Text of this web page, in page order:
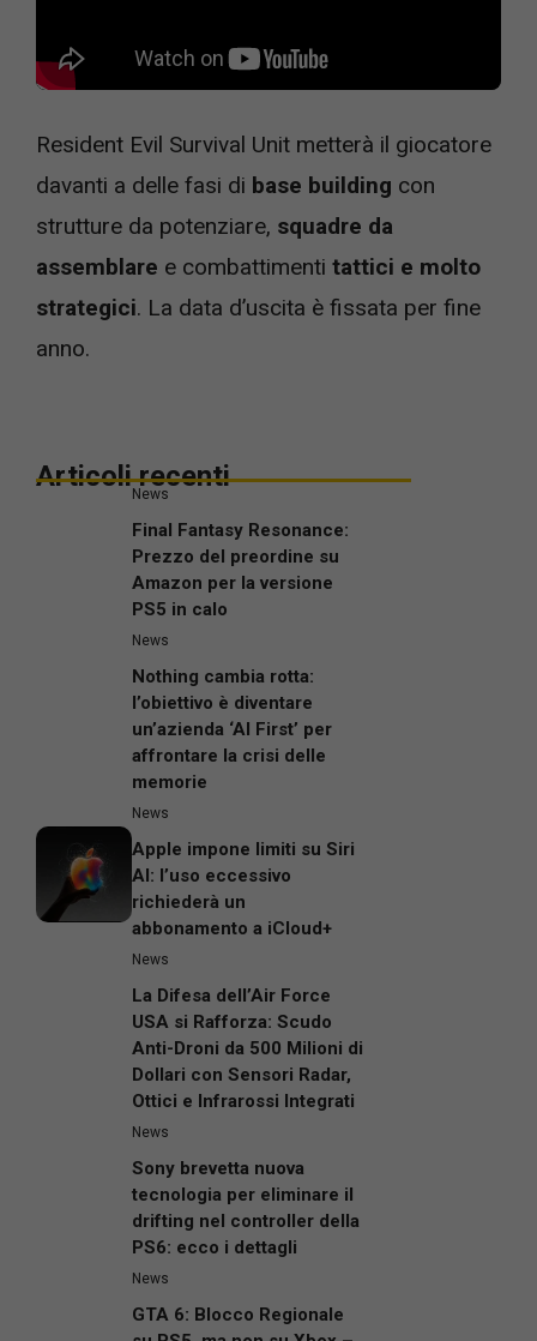
Resident Evil Survival Unit metterà il giocatore
davanti a delle fasi di base building con
strutture da potenziare, squadre da
assemblare e combattimenti tattici e molto
strategici. La data d’uscita è fissata per fine
anno.
Articoli recenti
News
Final Fantasy Resonance:
Prezzo del preordine su
Amazon per la versione
PS5 in calo
News
Nothing cambia rotta:
l’obiettivo è diventare
un’azienda ‘AI First’ per
affrontare la crisi delle
memorie
News
Apple impone limiti su Siri
AI: l’uso eccessivo
richiederà un
abbonamento a iCloud+
News
La Difesa dell’Air Force
USA si Rafforza: Scudo
Anti-Droni da 500 Milioni di
Dollari con Sensori Radar,
Ottici e Infrarossi Integrati
News
Sony brevetta nuova
tecnologia per eliminare il
drifting nel controller della
PS6: ecco i dettagli
News
GTA 6: Blocco Regionale